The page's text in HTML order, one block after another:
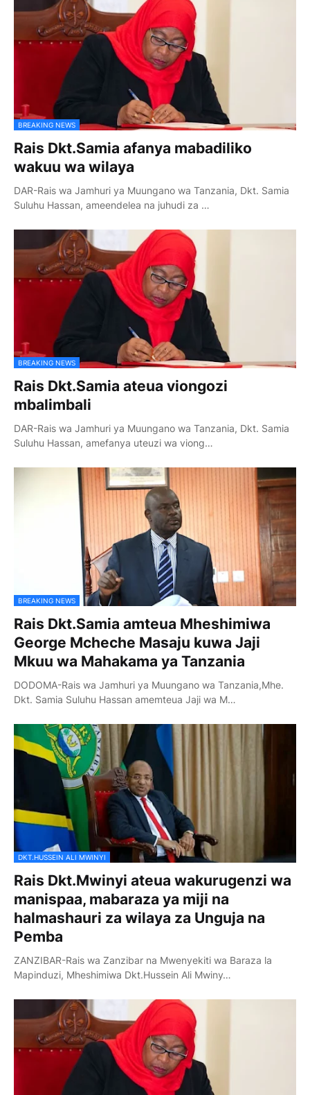
BREAKING NEWS
Rais Dkt.Samia afanya mabadiliko
wakuu wa wilaya
DAR-Rais wa Jamhuri ya Muungano wa Tanzania, Dkt. Samia
Suluhu Hassan, ameendelea na juhudi za …
BREAKING NEWS
Rais Dkt.Samia ateua viongozi
mbalimbali
DAR-Rais wa Jamhuri ya Muungano wa Tanzania, Dkt. Samia
Suluhu Hassan, amefanya uteuzi wa viong…
BREAKING NEWS
Rais Dkt.Samia amteua Mheshimiwa
George Mcheche Masaju kuwa Jaji
Mkuu wa Mahakama ya Tanzania
DODOMA-Rais wa Jamhuri ya Muungano wa Tanzania,Mhe.
Dkt. Samia Suluhu Hassan amemteua Jaji wa M…
DKT.HUSSEIN ALI MWINYI
Rais Dkt.Mwinyi ateua wakurugenzi wa
manispaa, mabaraza ya miji na
halmashauri za wilaya za Unguja na
Pemba
ZANZIBAR-Rais wa Zanzibar na Mwenyekiti wa Baraza la
Mapinduzi, Mheshimiwa Dkt.Hussein Ali Mwiny…